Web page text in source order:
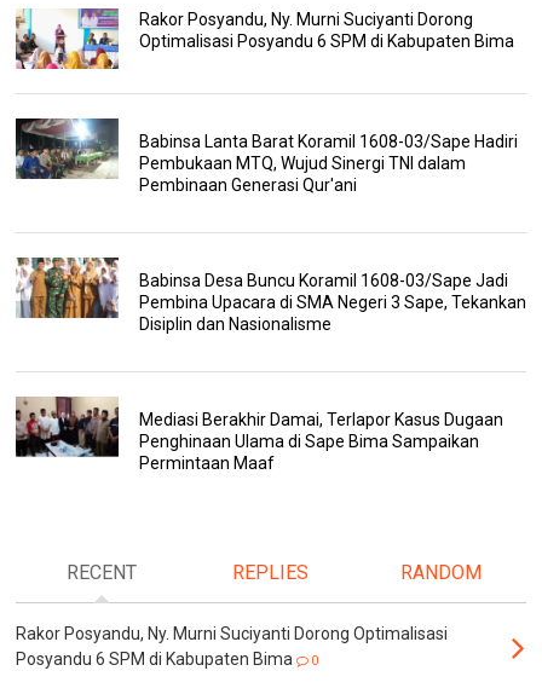
Rakor Posyandu, Ny. Murni Suciyanti Dorong
Optimalisasi Posyandu 6 SPM di Kabupaten Bima
Babinsa Lanta Barat Koramil 1608-03/Sape Hadiri
Pembukaan MTQ, Wujud Sinergi TNI dalam
Pembinaan Generasi Qur'ani
Babinsa Desa Buncu Koramil 1608-03/Sape Jadi
Pembina Upacara di SMA Negeri 3 Sape, Tekankan
Disiplin dan Nasionalisme
Mediasi Berakhir Damai, Terlapor Kasus Dugaan
Penghinaan Ulama di Sape Bima Sampaikan
Permintaan Maaf
RECENT REPLIES RANDOM
Rakor Posyandu, Ny. Murni Suciyanti Dorong Optimalisasi
Posyandu 6 SPM di Kabupaten Bima
0